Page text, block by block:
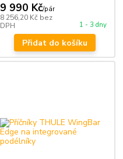
9 990 Kč/pár
8 256,20 Kč bez
DPH
1 - 3 dny
Přidat do košíku